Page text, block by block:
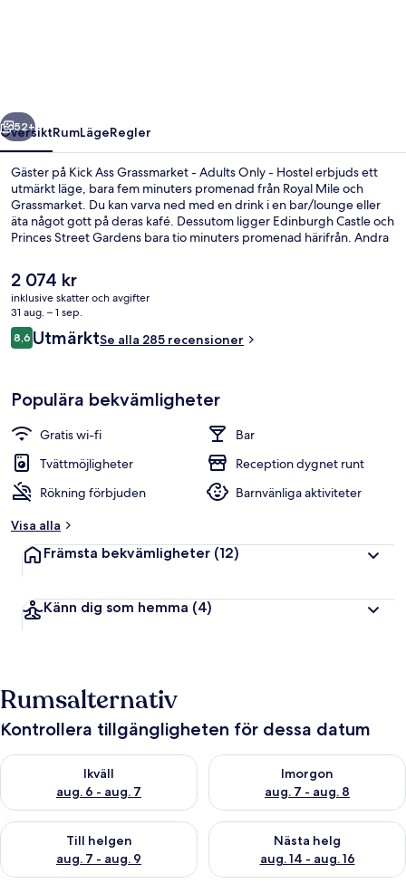
-
Hostel
Nästa
52+
ÖversiktRumLägeRegler
Gäster på Kick Ass Grassmarket - Adults Only - Hostel erbjuds ett
utmärkt läge, bara fem minuters promenad från Royal Mile och
Grassmarket. Du kan varva ned med en drink i en bar/lounge eller
äta något gott på deras kafé. Dessutom ligger Edinburgh Castle och
Princes Street Gardens bara tio minuters promenad härifrån. Andra
Kollektivtrafik finns i närheten. Till Princes Street spårvagnshållplats
är det inte mer än 11 minuters promenad.
Det
nuvarande
priset
är
2 074 kr
2 074 kr
inklusive skatter och avgifter
31 aug. – 1 sep.
Recensioner
8,68,6 av 10,
UtmärktSe alla 285 recensioner
Populära bekvämligheter
Gratis wi-fi
Bar
Tvättmöjligheter
Reception dygnet runt
Rökning förbjuden
Barnvänliga aktiviteter
Visa alla
Främsta bekvämligheter (12)
Känn dig som hemma (4)
Rumsalternativ
Kontrollera tillgängligheten för dessa datum
Ikväll
aug. 6 - aug. 7
Kontrollera tillgängligheten för ikväll aug. 6 - aug. 7
Imorgon
aug. 7 - aug. 8
Kontrollera tillgängligheten
Till helgen
aug. 7 - aug. 9
Kontrollera tillgängligheten för den här helgen aug. 7 - aug. 9
Nästa helg
aug. 14 - aug. 16
Kontrollera tillgängligheten